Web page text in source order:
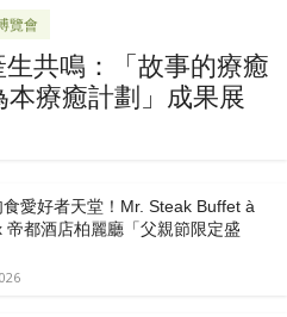
覽會
共鳴：「故事的療癒
療癒計劃」成果展
愛好者天堂！Mr. Steak Buffet à
帝都酒店柏麗廳「⽗親節限定盛